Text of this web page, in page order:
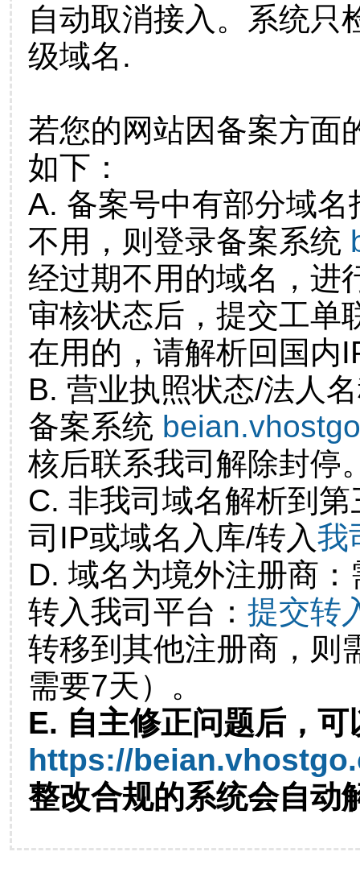
自动取消接入。系统只
级域名.
若您的网站因备案方面
如下：
A. 备案号中有部分域
不用，则登录备案系统
经过期不用的域名，进
审核状态后，提交工单
在用的，请解析回国内
B. 营业执照状态/法人
备案系统
核后联系我司解除封停
C. 非我司域名解析到
司IP或域名入库/转入我
D. 域名为境外注册商
转入我司平台： 提交转
转移到其他注册商，则
需要7天）。
E. 自主修正问题后，可
https://
整改合规的系统会自动